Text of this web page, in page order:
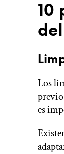
10
Los
es